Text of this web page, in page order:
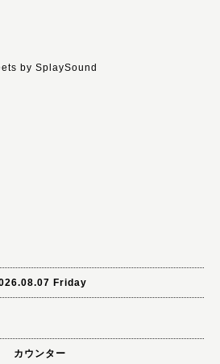
by SplaySound
Friday
カウンター